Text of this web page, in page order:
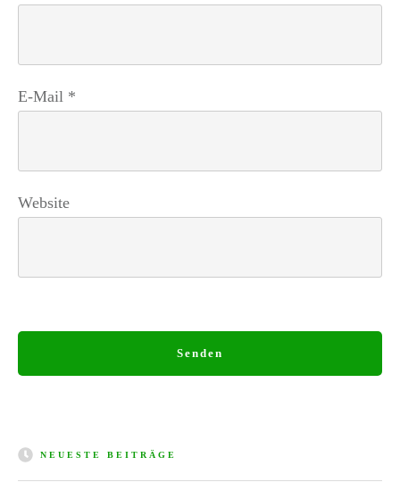
E-Mail *
Website
Senden
NEUESTE BEITRÄGE